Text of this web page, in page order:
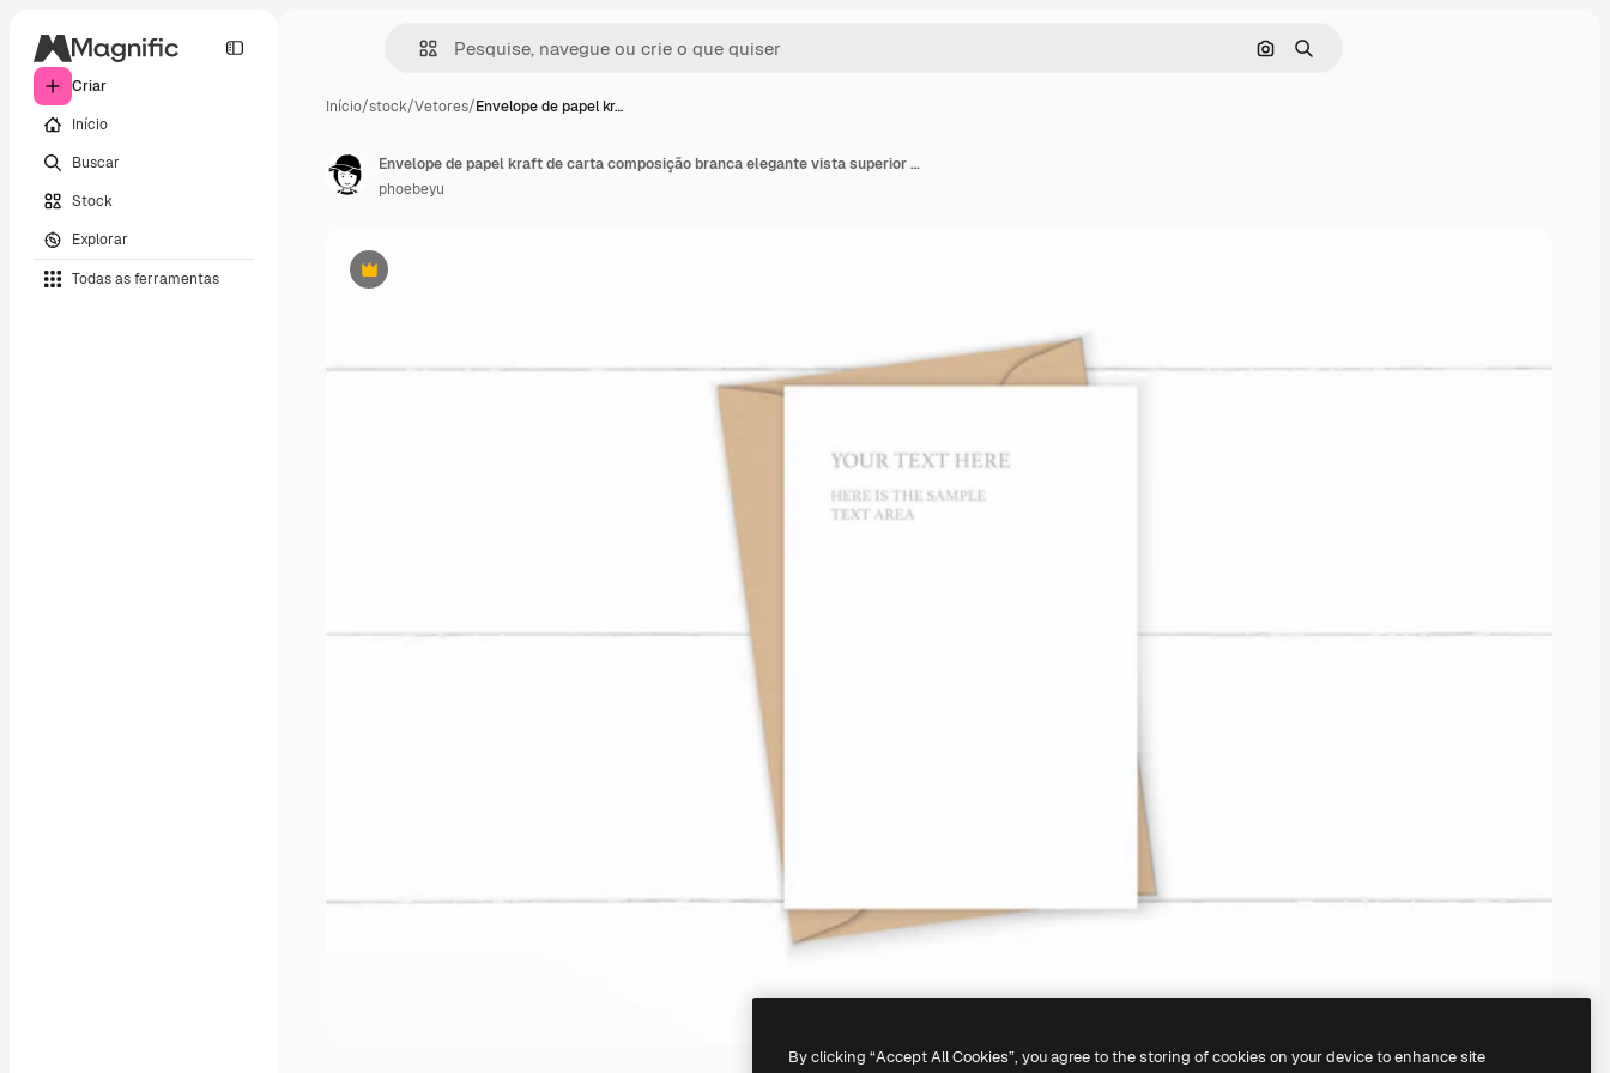
Criar
Início
Buscar
Stock
Explorar
Todas as ferramentas
Pesquisar por imagem
Buscar
Início/stock/Vetores/Envelope de papel kr…
Premium
Envelope de papel kraft de carta composição branca elegante vista superior plana leiga em fundo de madeira.
phoebeyu
By clicking “Accept All Cookies”, you agree to the storing of cookies on your device to enhance site